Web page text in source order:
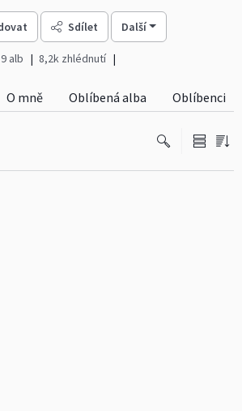
Sdílet Další
9 alb 8,2k zhlédnutí
O mně Oblíbená alba Oblíbenci